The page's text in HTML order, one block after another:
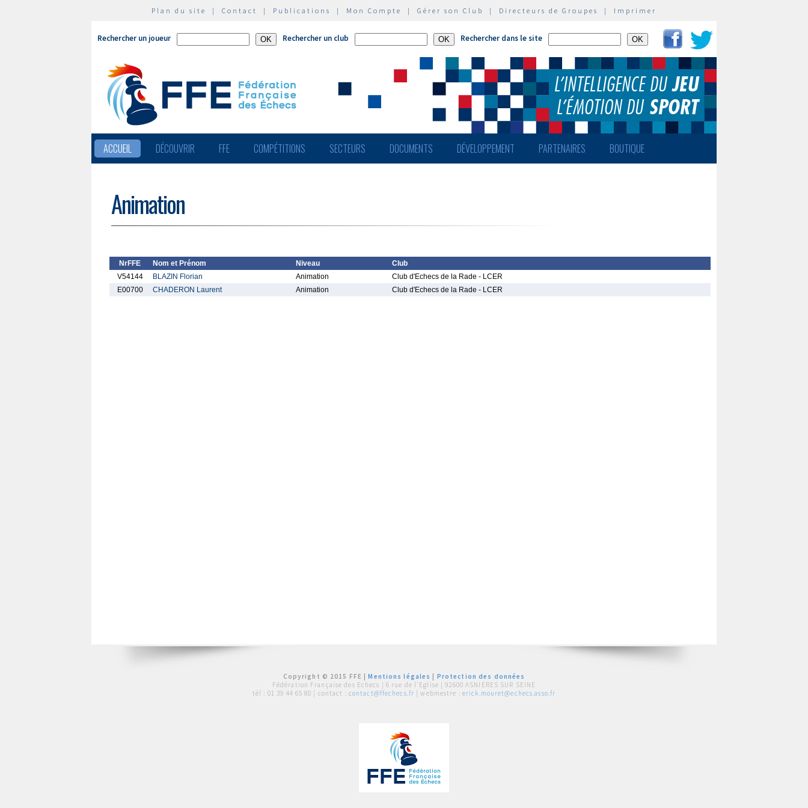
Plan du site | Contact | Publications | Mon Compte | Gérer son Club | Directeurs de Groupes | Imprimer
Rechercher un joueur Rechercher un club Rechercher dans le site
ACCUEIL DÉCOUVRIR FFE COMPÉTITIONS SECTEURS DOCUMENTS DÉVELOPPEMENT PARTENAIRES BOUTIQUE
Animation
NrFFE Nom et Prénom Niveau
Club
V54144
BLAZIN Florian Animation
Club d'Echecs de la Rade - LCER
E00700
CHADERON Laurent Animation Club d'Echecs de la Rade - LCER
Copyright © 2015 FFE |Mentions légales
Protection des données
Fédération Française des Echecs | 6 rue de l'Eglise | 92600 ASNIERES SUR SEINE
tél : 01 39 44 65 80 | contact : contact@ffechecs.fr | webmestre : erick.mouret@echecs.asso.fr